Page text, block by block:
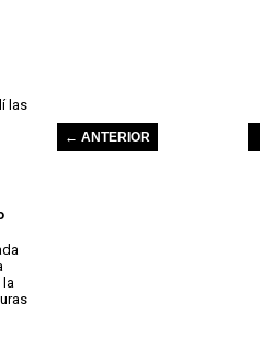
← ANTERIOR
las
la